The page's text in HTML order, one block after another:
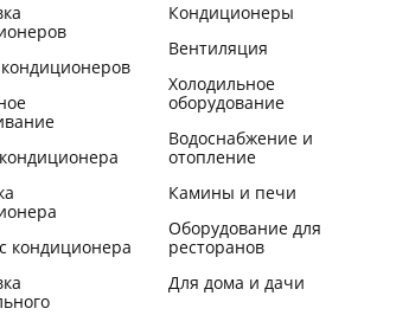
кондиционера
Кондиционеры
Вентиляция
Холодильное
оборудование
Водоснабжение и
отопление
Камины и печи
Оборудование для
ресторанов
Для дома и дачи